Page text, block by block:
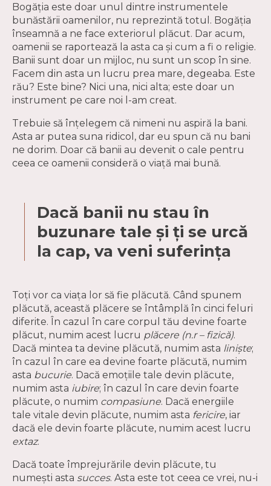
Bogăția este doar unul dintre instrumentele
bunăstării oamenilor, nu reprezintă totul. Bogăția
înseamnă a ne face exteriorul plăcut. Dar acum,
oamenii se raportează la asta ca și cum a fi o religie.
Banii sunt doar un mijloc, nu sunt un scop în sine.
Facem din asta un lucru prea mare, degeaba. Este
rău? Este bine? Nici una, nici alta; este doar un
instrument pe care noi l-am creat.
Trebuie să înțelegem că nimeni nu aspiră la bani.
Asta ar putea suna ridicol, dar eu spun că nu bani
ne dorim. Doar că banii au devenit o cale pentru
ceea ce oamenii consideră o viață mai bună.
Dacă banii nu stau în
buzunare tale și ți se urcă
la cap, va veni suferința
Toți vor ca viața lor să fie plăcută. Când spunem
plăcută, această plăcere se întâmplă în cinci feluri
diferite. În cazul în care corpul tău devine foarte
plăcut, numim acest lucru plăcere (n.r – fizică).
Dacă mintea ta devine plăcută, numim asta liniște;
în cazul în care ea devine foarte plăcută, numim
asta bucurie. Dacă emoțiile tale devin plăcute,
numim asta iubire; în cazul în care devin foarte
plăcute, o numim compasiune. Dacă energiile
tale vitale devin plăcute, numim asta fericire, iar
dacă ele devin foarte plăcute, numim acest lucru
extaz.
Dacă toate împrejurările devin plăcute, tu
numești asta succes. Asta este tot ceea ce vrei, nu-i